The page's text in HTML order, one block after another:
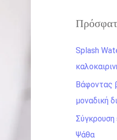
τ
η
σ
Splash
Βάφοντας
μοναδική
Ψάθα
ς